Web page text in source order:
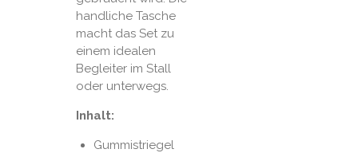
handliche Tasche
macht das Set zu
einem idealen
Begleiter im Stall
oder unterwegs.
Inhalt:
Gummistriegel